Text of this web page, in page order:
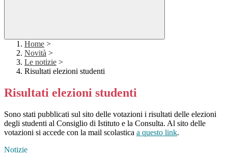
Home >
Novità >
Le notizie >
Risultati elezioni studenti
Risultati elezioni studenti
Sono stati pubblicati sul sito delle votazioni i risultati delle elezioni
degli studenti al Consiglio di Istituto e la Consulta. Al sito delle
votazioni si accede con la mail scolastica a questo link.
Notizie